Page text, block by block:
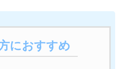
におすすめ